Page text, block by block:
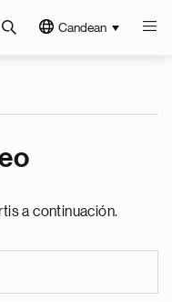
Candean
a continuación.